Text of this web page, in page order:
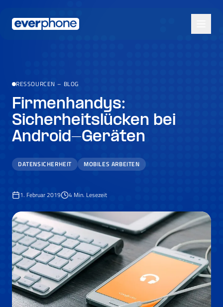
RESSOURCEN – BLOG
Firmenhandys:
Sicherheitslücken bei
Android-Geräten
DATENSICHERHEIT MOBILES ARBEITEN
1. Februar 2019 4 Min. Lesezeit